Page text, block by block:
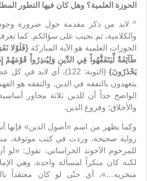
الحوزة العلمية؟ وهل كان فيها التطور
^ لابد من ذكر مقدمة حول ضرورة وجود
والكلامية، ثم نجيب على سؤالكم. كما
الحوزات العلمية هو الآية المباركة {فَلَوْلا
طَآئِفَةٌ لِّيَتَفَقَّهُواْ فِي الدِّينِ وَلِيُنذِرُواْ قَوْمَهُمْ
يَحْذَرُونَ}
(التوبة: 122)، أي لابد
يتعهدون بالتفقه في الدين. والتفقه هو
الواضح جداً أن للدين ثلاثة محاور
والأخلاق؛ وفروع الدين.
وكما يظهر من اسم «أصول الدين» فإنها
رواية صحيحة، وردت في كتب موثوقة،
للمرحوم الآخوند الخراساني، تقول: «لو
لكنه كان منكراً لمسألة واحدة، وهي
منخريه…»، أي حتّى لو كان معتقداً